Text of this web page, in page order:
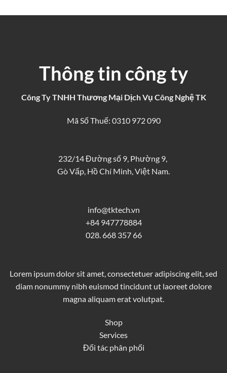
Thông tin công ty
Công Ty TNHH Thương Mại Dịch Vụ Công Nghệ TK
Mã Số Thuế: 0310 972 090
232/14 Đường số 9, Phường 9,
Gò Vấp, Hồ Chí Minh, Việt Nam.
info@tktech.vn
+84 947778884
028. 668 357 66
Lorem ipsum dolor sit amet, consectetuer adipiscing elit, sed
diam nonummy nibh euismod tincidunt ut laoreet dolore
magna aliquam erat volutpat.
Shop
Services
Đối tác phân phối